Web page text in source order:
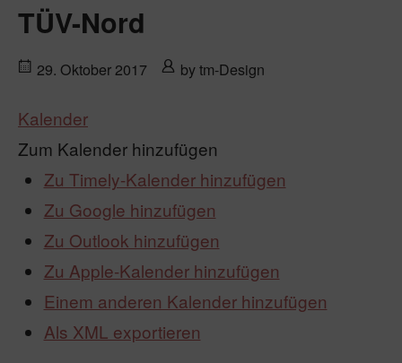
TÜV-Nord
29. Oktober 2017 bytm-Design
Kalender
Zum Kalender hinzufügen
Zu Timely-Kalender hinzufügen
Zu Google hinzufügen
Zu Outlook hinzufügen
Zu Apple-Kalender hinzufügen
Einem anderen Kalender hinzufügen
Als XML exportieren